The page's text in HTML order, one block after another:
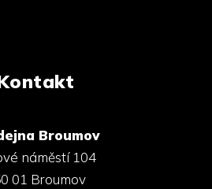
Broumov
náměstí 104
01 Broumov